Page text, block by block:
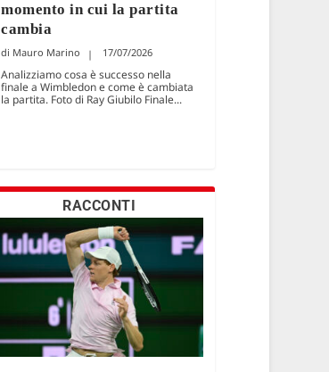
momento in cui la partita
cambia
Mauro Marino 17/07/2026
Analizziamo cosa è successo nella
finale a Wimbledon e come è cambiata
la partita. Foto di Ray Giubilo Finale...
RACCONTI